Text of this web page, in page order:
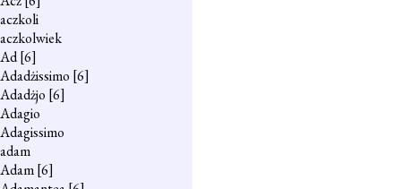
aczkoli
aczkolwiek
Ad[6]
Adadżissimo [6]
Adadżjo [6]
Adagio
Adagissimo
adam
Adam[6]